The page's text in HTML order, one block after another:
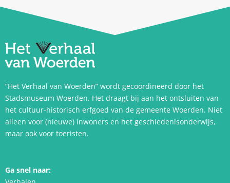
“Het Verhaal van Woerden” wordt gecoördineerd door het
Stadsmuseum Woerden. Het draagt bij aan het ontsluiten van
het cultuur-historisch erfgoed van de gemeente Woerden. Niet
alleen voor (nieuwe) inwoners en het geschiedenisonderwijs,
maar ook voor toeristen.
Ga snel naar: